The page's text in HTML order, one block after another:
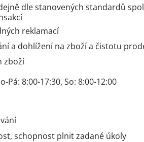
dle stanovených standardů
reklamací
a dohlížení na zboží a čistotu
zboží
8:00-17:30, So: 8:00-12:00
schopnost plnit zadané úkoly